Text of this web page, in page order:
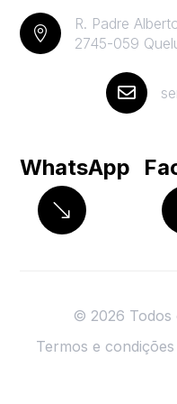

R. Padre
2745-059

WhatsApp
© 2026 Todos
Termos e condições